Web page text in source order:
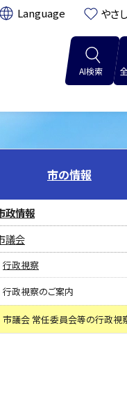
翻訳: やさ
AI検索
市の情報
政情報
議会
行政視察
行政視察のご案内
市議会 常任委員会等の行政視